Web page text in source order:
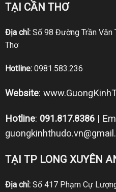
TẠI CẦN THƠ
Địa chỉ:Số 98 Đường Trần Văn
Thơ
Hotline: 0981.583.236
Website:
Hotline: 091.817.8386|
TẠI TP LONG XUYÊN
Địa chỉ:Số 417 Phạm Cự